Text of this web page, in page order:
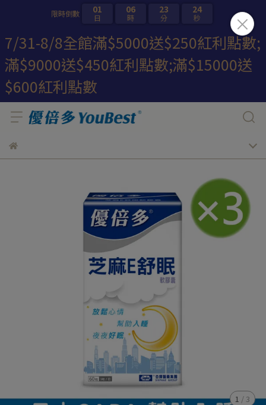
限時倒數 01
日
06
時
23
分
23
秒
7/31-8/8全館滿$5000送$250紅利點數;
滿$9000送$450紅利點數;滿$15000送
$600紅利點數
1 / 3